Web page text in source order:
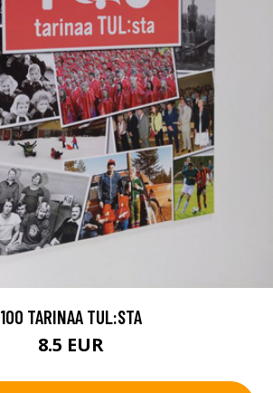
100 TARINAA TUL:STA
8.5 EUR